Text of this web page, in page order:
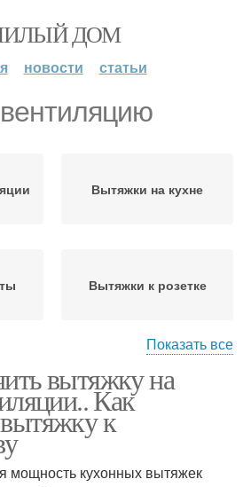
ДОМ
новости статьи
Вытяжки на кухне
Вытяжки к розетке
вентиляция
Требования к
Показать все
вытяжку на
Как
к
мощность кухонных вытяжек